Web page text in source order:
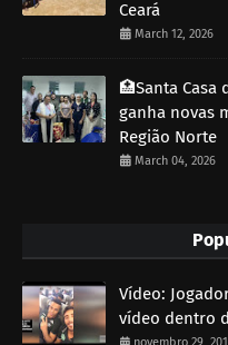
Ceará
March 12, 2026
🏥Santa
ganha novas
Região Norte
March 04, 2026
Vídeo:
vídeo dentro